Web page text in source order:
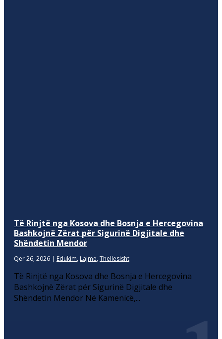
Të Rinjtë nga Kosova dhe Bosnja e Hercegovina
Bashkojnë Zërat për Sigurinë Digjitale dhe
Shëndetin Mendor
Qer 26, 2026 | Edukim, Lajme, Thellesisht
Të Rinjtë nga Kosova dhe Bosnja e Hercegovina
Bashkojnë Zërat për Sigurinë Digjitale dhe
Shëndetin Mendor Në Kamenicë,...